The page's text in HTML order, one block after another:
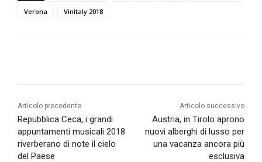
Verona
Vinitaly 2018
Articolo precedente
Repubblica Ceca, i grandi
appuntamenti musicali 2018
riverberano di note il cielo
del Paese
Articolo successivo
Austria, in Tirolo aprono
nuovi alberghi di lusso per
una vacanza ancora più
esclusiva